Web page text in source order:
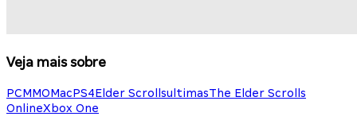
Veja mais sobre
PCMMOMacPS4Elder ScrollsultimasThe Elder Scrolls
OnlineXbox One